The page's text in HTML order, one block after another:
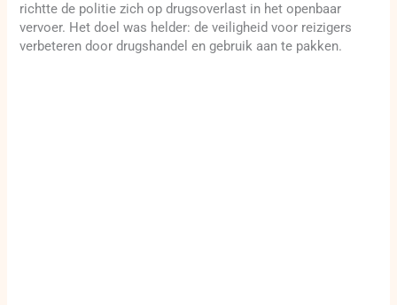
richtte de politie zich op drugsoverlast in het openbaar
vervoer. Het doel was helder: de veiligheid voor reizigers
verbeteren door drugshandel en gebruik aan te pakken.